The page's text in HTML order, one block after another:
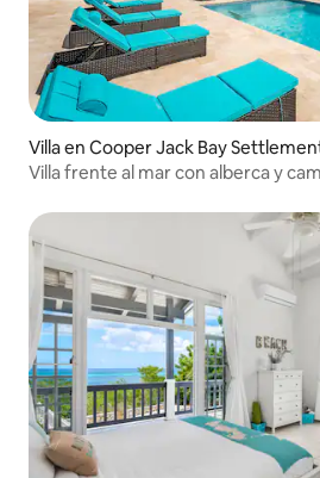
Villa en Cooper Jack Bay
Villa frente al mar con alberca y